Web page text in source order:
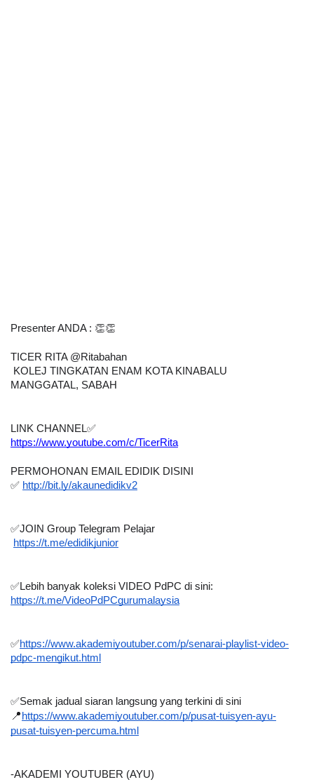
Presenter ANDA : 👏👏
TICER RITA @Ritabahan
KOLEJ TINGKATAN ENAM KOTA KINABALU
MANGGATAL, SABAH
LINK CHANNEL✅
https://www.youtube.com/c/TicerRita
PERMOHONAN EMAIL EDIDIK DISINI
✅ http://bit.ly/akaunedidikv2
✅JOIN Group Telegram Pelajar
https://t.me/edidikjunior
✅Lebih banyak koleksi VIDEO PdPC di sini:
https://t.me/VideoPdPCgurumalaysia
✅https://www.akademiyoutuber.com/p/senarai-playlist-video-
pdpc-mengikut.html
✅Semak jadual siaran langsung yang terkini di sini
📍 https://www.akademiyoutuber.com/p/pusat-tuisyen-ayu-
pusat-tuisyen-percuma.html
-AKADEMI YOUTUBER (AYU)